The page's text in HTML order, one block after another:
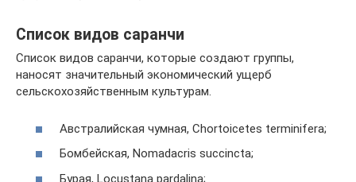
Список видов саранчи
Список видов саранчи, которые создают группы,
наносят значительный экономический ущерб
сельскохозяйственным культурам.
Австралийская чумная, Chortoicetes terminifera;
Бомбейская, Nomadacris succincta;
Бурая, Locustana pardalina;